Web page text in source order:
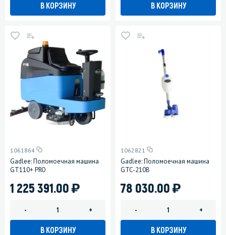
В КОРЗИНУ В КОРЗИНУ
1061864
Gadlee: Поломоечная машина
GT110+ PRO
1 225 391.00)
- +
В КОРЗИНУ
1062821
Gadlee: Поломоечная машина
GTC-210B
78 030.00)
- +
В КОРЗИНУ